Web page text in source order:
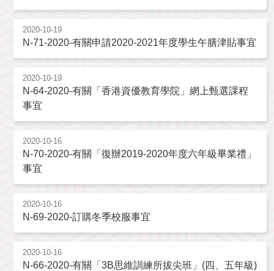
2020-10-19
N-71-2020-有關申請2020-2021年度學生午膳津貼事宜
2020-10-19
N-64-2020-有關「香港資優教育學院」網上甄選課程
事宜
2020-10-16
N-70-2020-有關「復辦2019-2020年度六年級畢業禮」
事宜
2020-10-16
N-69-2020-訂購冬季校服事宜
2020-10-16
N-66-2020-有關「3B思維訓練所拔尖班」(四、五年級)